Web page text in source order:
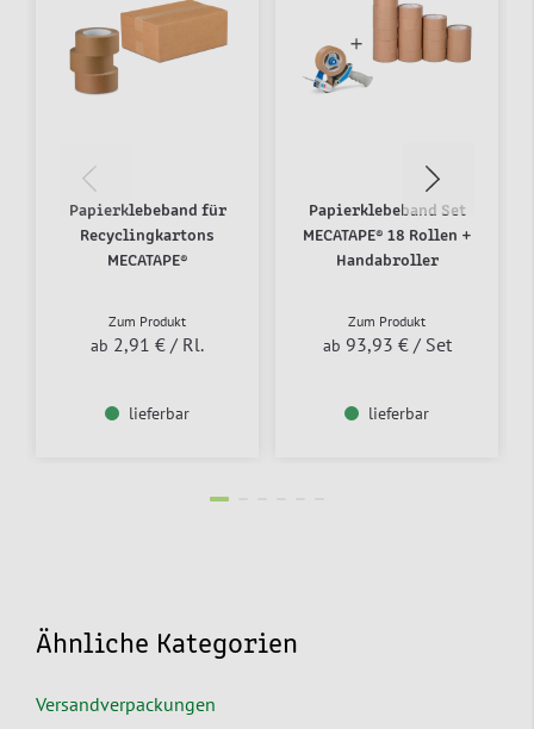
Papierklebeband für
Recyclingkartons
MECATAPE®
Zum Produkt
ab 2,91 € / Rl.
lieferbar
Papierklebeband Set
MECATAPE® 18 Rollen +
Handabroller
Zum Produkt
ab 93,93 € / Set
lieferbar
Ähnliche Kategorien
Versandverpackungen